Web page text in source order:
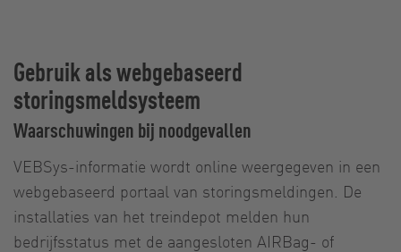
Gebruik als webgebaseerd
storingsmeldsysteem
Waarschuwingen bij noodgevallen
VEBSys-informatie wordt online weergegeven in een
webgebaseerd portaal van storingsmeldingen. De
installaties van het treindepot melden hun
bedrijfsstatus met de aangesloten AIRBag- of